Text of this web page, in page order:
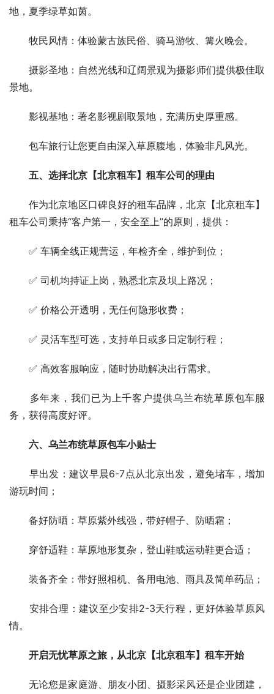
地，夏季绿草如茵。
牧民风情：体验蒙古族民俗、骑马游牧、篝火晚会。
摄影圣地：自然光线和辽阔景观为摄影师们提供极佳取
景地。
影视基地：著名影视剧取景地，充满历史厚重感。
包车旅行让您更自由深入草原腹地，体验非凡风光。
五、选择北京【北京租车】租车公司的理由
作为北京地区口碑良好的租车品牌，北京【北京租车】
租车公司秉持“客户第一，安全至上”的原则，提供：
✅ 车辆全线正规营运，年检齐全，维护到位；
✅ 司机均持证上岗，熟悉北京及坝上路况；
✅ 价格公开透明，无任何隐形收费；
✅ 灵活车型可选，支持单日或多日定制行程；
✅ 高效客服响应，随时协助解决出行需求。
多年来，我们已为上千客户提供乌兰布统草原包车服
务，获得高度好评。
六、乌兰布统草原包车小贴士
早出发：建议早晨6-7点从北京出发，避免堵车，增加
游玩时间；
备好防晒：草原紫外线强，带好帽子、防晒霜；
穿舒适鞋：草原地形复杂，登山鞋或运动鞋更合适；
装备齐全：带好照相机、备用电池、雨具及简单药品；
安排合理：建议至少安排2-3天行程，更好体验草原风
情。
开启无忧草原之旅，从北京【北京租车】租车开始
无论您是家庭游、朋友小团、摄影采风还是企业团建，